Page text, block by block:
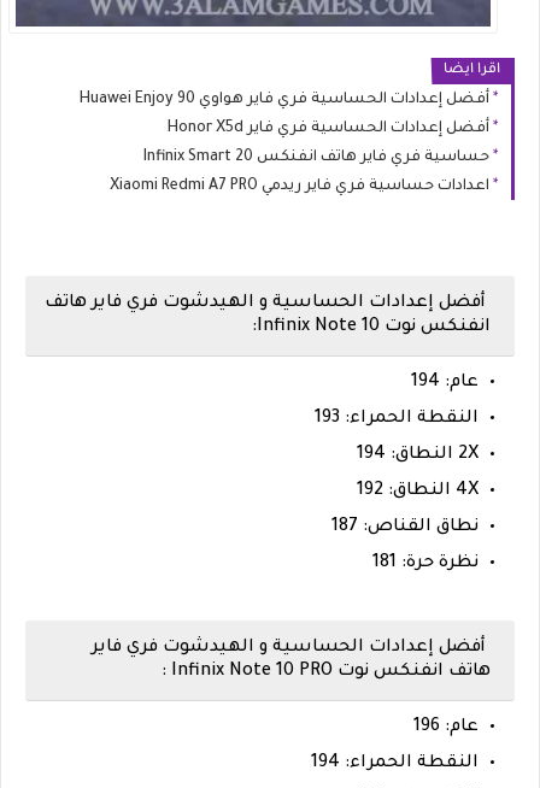
اقرا ايضا
أفضل إعدادات الحساسية فري فاير هواوي Huawei Enjoy 90
أفضل إعدادات الحساسية فري فاير Honor X5d
حساسية فري فاير هاتف انفنكس Infinix Smart 20
اعدادات حساسية فري فاير ريدمي Xiaomi Redmi A7 PRO
أفضل إعدادات الحساسية و الهيدشوت فري فاير هاتف
انفنكس نوت Infinix Note 10:
عام: 194
النقطة الحمراء: 193
2X النطاق: 194
4X النطاق: 192
نطاق القناص: 187
نظرة حرة: 181
أفضل إعدادات الحساسية و الهيدشوت فري فاير
هاتف انفنكس نوت Infinix Note 10 PRO :
عام: 196
النقطة الحمراء: 194